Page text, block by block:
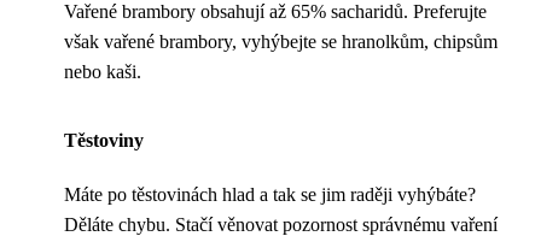
Vařené brambory obsahují až 65% sacharidů. Preferujte
však vařené brambory, vyhýbejte se hranolkům, chipsům
nebo kaši.
Těstoviny
Máte po těstovinách hlad a tak se jim raději vyhýbáte?
Děláte chybu. Stačí věnovat pozornost správnému vaření